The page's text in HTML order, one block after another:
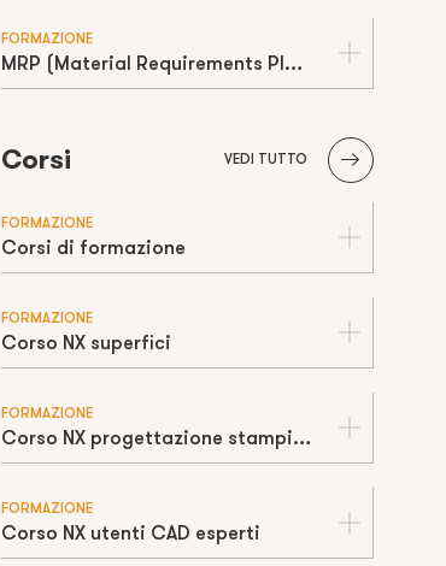
FORMAZIONE
MRP (Material Requirements Planning): Cos’è, Come Funziona e Limiti della “Capacità Infinita”
Corsi VEDI TUTTO
FORMAZIONE
Corsi di formazione
FORMAZIONE
Corso NX superfici
FORMAZIONE
Corso NX progettazione stampi iniezione
FORMAZIONE
Corso NX utenti CAD esperti